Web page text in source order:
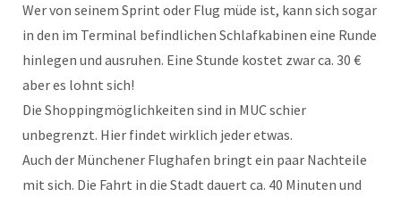
Wer von seinem Sprint oder Flug müde ist, kann sich sogar
in den im Terminal befindlichen Schlafkabinen eine Runde
hinlegen und ausruhen. Eine Stunde kostet zwar ca. 30 €
aber es lohnt sich!
Die Shoppingmöglichkeiten sind in MUC schier
unbegrenzt. Hier findet wirklich jeder etwas.
Auch der Münchener Flughafen bringt ein paar Nachteile
mit sich. Die Fahrt in die Stadt dauert ca. 40 Minuten und